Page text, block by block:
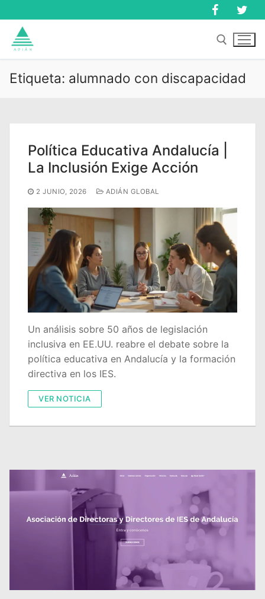
al
contenido
Inicio
Quiénes somos
Delegaciones
Adián Almería
Adián Cádiz
Adián Córdoba
Adián Granada
Adián Huelva
Adián Málaga
Adián Sevilla
Noticias
Enlaces
Consejería de Educación
FEDADi
Normativa ADIDE
Portal AVERROES
Portal SÉNECA
Contacto
Hazte Socio
Etiqueta: alumnado con discapacidad
Política Educativa Andalucía |
La Inclusión Exige Acción
2 JUNIO, 2026 ADIÁN GLOBAL
Un análisis sobre 50 años de legislación
inclusiva en EE.UU. reabre el debate sobre la
política educativa en Andalucía y la formación
directiva en los IES.
VER NOTICIA